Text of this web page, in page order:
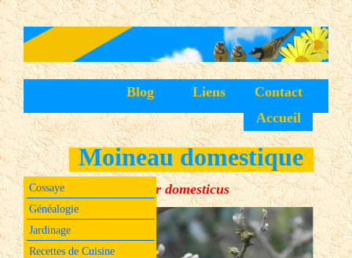
Contact
Liens
Blog
Accueil
Cossaye
Généalogie
Jardinage
Recettes de Cuisine
Moineau domestique
Passer domesticus